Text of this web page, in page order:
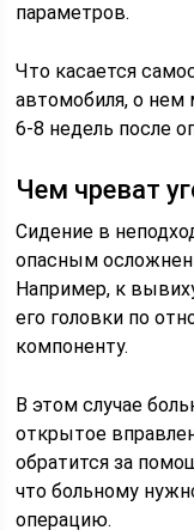
параметров.
Что касается
автомобиля, о нем
6-8 недель после
Чем чреват
Сидение в
опасным
Например, к
его головки по
компоненту.
В этом случае
открытое
обратится за
что больному
операцию.